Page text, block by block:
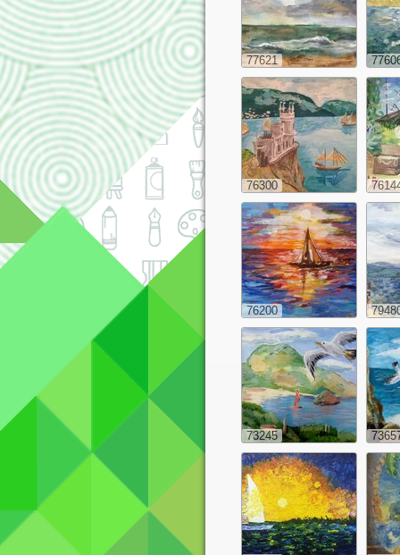
77621
76300
76200
73245